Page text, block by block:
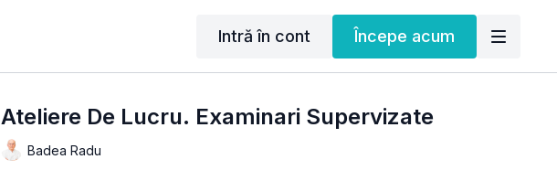
Intră în cont Începe acum
Ateliere De Lucru. Examinari Supervizate
Badea Radu